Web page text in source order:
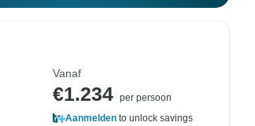
Vanaf
€1.234 per persoon
Aanmelden to unlock savings